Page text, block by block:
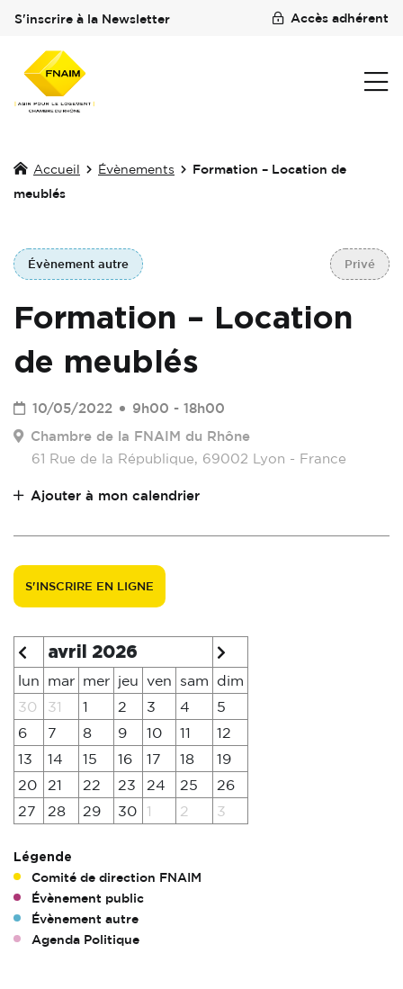
S'inscrire à la Newsletter Accès adhérent
Accueil Évènements
Formation – Location de
meublés
Évènement autre Privé
Formation – Location
de meublés
10/05/2022
9h00 - 18h00
Chambre de la FNAIM du Rhône
61 Rue de la République, 69002 Lyon - France
Ajouter à mon calendrier
S'INSCRIRE EN LIGNE
avril 2026
lun mar mer jeu ven sam
dim
30
31 1 2 3 4
5
6
7 8 9 10 11
12
13
14 15 16 17 18
19
20
21 22 23 24 25
26
27
28 29 30 1 2 3
Légende
Comité de direction FNAIM
Évènement public
Évènement autre
Agenda Politique